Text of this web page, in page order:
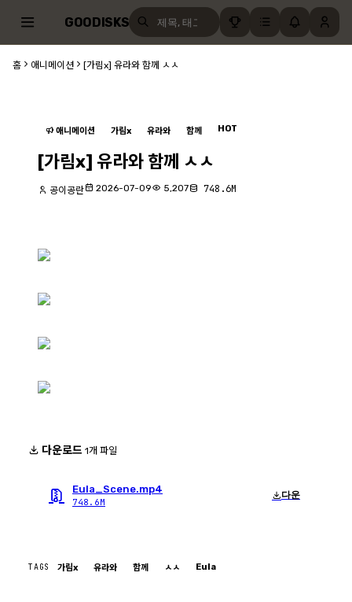
GOODISKS
홈 애니메이션 [가림x] 유라와 함께 ㅅㅅ
애니메이션 가림x 유라와 함께 HOT
[가림x] 유라와 함께 ㅅㅅ
공이공란 2026-07-09 5,207 748.6M
다운로드 1개 파일
Eula_Scene.mp4
748.6M
다운
TAGS 가림x 유라와 함께 ㅅㅅ Eula